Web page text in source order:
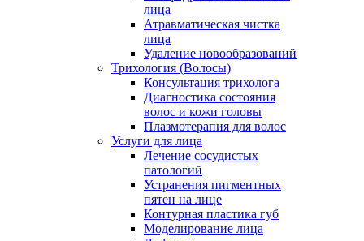
лица
Атравматическая чистка
лица
Удаление новообразований
Трихология (Волосы)
Консультация трихолога
Диагностика состояния
волос и кожи головы
Плазмотерапия для волос
Услуги для лица
Лечение сосудистых
патологий
Устранения пигментных
пятен на лице
Контурная пластика губ
Моделирование лица